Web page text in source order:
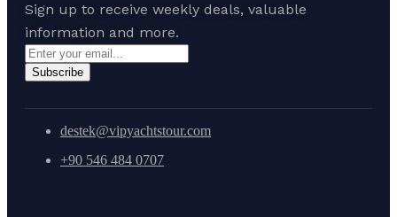
Sign up to receive weekly deals, valuable
information and more.
Subscribe
destek@vipyachtstour.com
+90 546 484 0707